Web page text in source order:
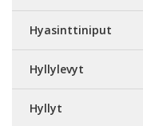
Hyasinttiniput
Hyllylevyt
Hyllyt